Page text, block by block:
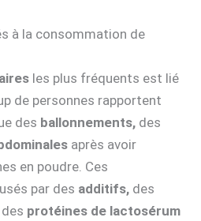
à la consommation de
les plus fréquents est lié
de personnes rapportent
des ballonnements, des
après avoir
en poudre. Ces
par des additifs, des
protéines de lactosérum